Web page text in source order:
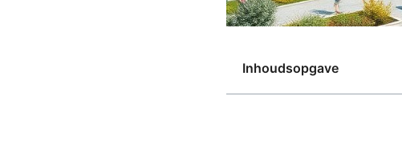
Inhoudsopgave